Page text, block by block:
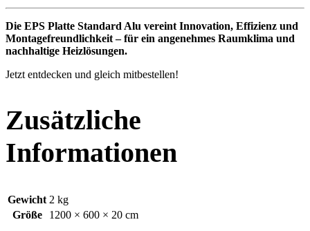
Die EPS Platte Standard Alu vereint Innovation, Effizienz und
Montagefreundlichkeit – für ein angenehmes Raumklima und
nachhaltige Heizlösungen.
Jetzt entdecken und gleich mitbestellen!
Zusätzliche
Informationen
Gewicht 2 kg
Größe
1200 × 600 × 20 cm